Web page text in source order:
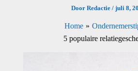
Door Redactie / juli 8,
Home
5 populaire